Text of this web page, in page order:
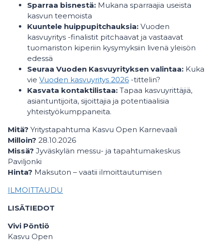
Sparraa bisnestä: Mukana sparraajia useista
kasvun teemoista
Kuuntele huippupitchauksia: Vuoden
kasvuyritys -finalistit pitchaavat ja vastaavat
tuomariston kiperiin kysymyksiin livenä yleisön
edessä
Seuraa Vuoden Kasvuyrityksen valintaa: Kuka
vie Vuoden kasvuyritys 2026 -tittelin?
Kasvata kontaktilistaa: Tapaa kasvuyrittäjiä,
asiantuntijoita, sijoittajia ja potentiaalisia
yhteistyökumppaneita.
Mitä? Yritystapahtuma Kasvu Open Karnevaali
Milloin? 28.10.2026
Missä? Jyväskylän messu- ja tapahtumakeskus
Paviljonki
Hinta? Maksuton – vaatii ilmoittautumisen
ILMOITTAUDU
LISÄTIEDOT
Vivi Pöntiö
Kasvu Open